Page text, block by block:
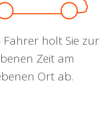
Fahrer holt Sie zur
Zeit am
Ort ab.